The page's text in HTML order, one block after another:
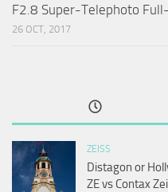
F2.8 Super-Telephoto
26 OCT, 2017
ZEISS
Distagon or
ZE vs Contax